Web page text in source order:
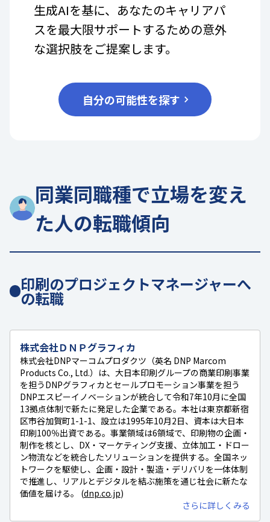
生成AIを基に、あなたのキャリアパ
スを最大限サポートするための意外
な選択肢をご提案します。
自分の可能性を探す
同業同職種で立場を変え
た人の転職傾向
印刷のプロジェクトマネージャーへ
の転職
株式会社ＤＮＰグラフィカ
株式会社DNPマーコムプロダクツ（英名 DNP Marcom
Products Co., Ltd.）は、大日本印刷グループの商業印刷事業
を担うDNPグラフィカとセールプロモーション事業を担う
DNPエスピーイノベーションが統合して令和7年10月に全国
13拠点体制で新たに発足した企業である。本社は東京都新宿
区市谷加賀町1-1-1、設立は1995年10月2日、資本は大日本
印刷100％出資である。事業領域は6領域で、印刷物の企画・
制作を核とし、DX・マーケティング支援、立体加工・ドロー
ン物流などを統合したソリューションを提供する。全国ネッ
トワークを駆使し、企画・設計・製造・デリバリを一体体制
で推進し、リアルとデジタルを結ぶ施策を通じ社会に新たな
価値を届ける。 (dnp.co.jp)
さらに詳しくみる